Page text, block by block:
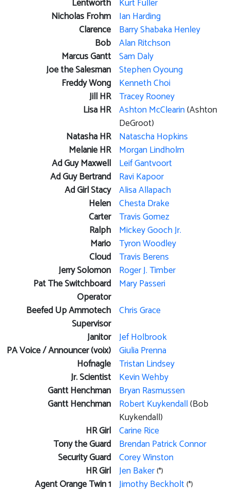
Lentworth Kurt Fuller
Nicholas Frohm Ian Harding
Clarence Barry Shabaka Henley
Bob Alan Ritchson
Marcus Gantt Sam Daly
Joe the Salesman Stephen Oyoung
Freddy Wong Kenneth Choi
Jill HR Tracey Rooney
Lisa HR Ashton McClearin(Ashton
DeGroot)
Natasha HR Natascha Hopkins
Melanie HR Morgan Lindholm
Ad Guy Maxwell Leif Gantvoort
Ad Guy Bertrand Ravi Kapoor
Ad Girl Stacy Alisa Allapach
Helen Chesta Drake
Carter Travis Gomez
Ralph Mickey Gooch Jr.
Mario Tyron Woodley
Cloud Travis Berens
Jerry Solomon Roger J. Timber
Pat The Switchboard
Operator
Mary Passeri
Beefed Up Ammotech
Supervisor
Chris Grace
Janitor Jef Holbrook
PA Voice / Announcer (voix) Giulia Prenna
Hofnagle Tristan Lindsey
Jr. Scientist Kevin Wehby
Gantt Henchman Bryan Rasmussen
Gantt Henchman Robert Kuykendall(Bob
Kuykendall)
HR Girl Carine Rice
Tony the Guard Brendan Patrick Connor
Security Guard Corey Winston
HR Girl Jen Baker(*)
Agent Orange Twin 1 Jimothy Beckholt(*)